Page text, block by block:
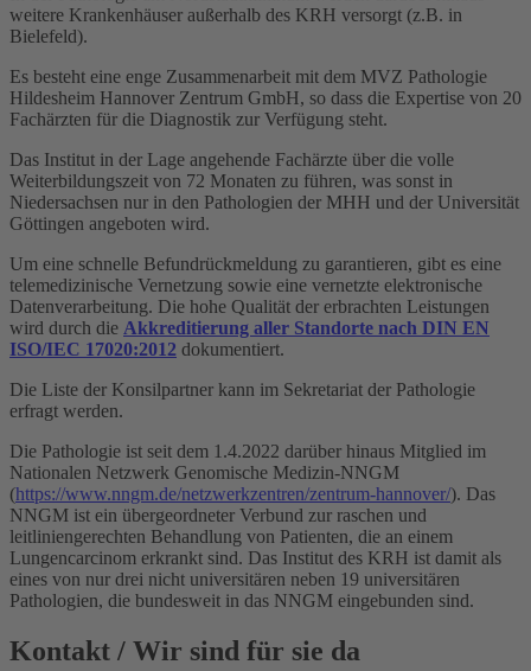
weitere Krankenhäuser außerhalb des KRH versorgt (z.B. in
Bielefeld).
Es besteht eine enge Zusammenarbeit mit dem MVZ Pathologie
Hildesheim Hannover Zentrum GmbH, so dass die Expertise von 20
Fachärzten für die Diagnostik zur Verfügung steht.
Das Institut in der Lage angehende Fachärzte über die volle
Weiterbildungszeit von 72 Monaten zu führen, was sonst in
Niedersachsen nur in den Pathologien der MHH und der Universität
Göttingen angeboten wird.
Um eine schnelle Befundrückmeldung zu garantieren, gibt es eine
telemedizinische Vernetzung sowie eine vernetzte elektronische
Datenverarbeitung. Die hohe Qualität der erbrachten Leistungen
wird durch die Akkreditierung aller Standorte nach DIN EN
ISO/IEC 17020:2012 dokumentiert.
Die Liste der Konsilpartner kann im Sekretariat der Pathologie
erfragt werden.
Die Pathologie ist seit dem 1.4.2022 darüber hinaus Mitglied im
Nationalen Netzwerk Genomische Medizin-NNGM
(https://www.nngm.de/netzwerkzentren/zentrum-hannover/). Das
NNGM ist ein übergeordneter Verbund zur raschen und
leitliniengerechten Behandlung von Patienten, die an einem
Lungencarcinom erkrankt sind. Das Institut des KRH ist damit als
eines von nur drei nicht universitären neben 19 universitären
Pathologien, die bundesweit in das NNGM eingebunden sind.
Kontakt / Wir sind für sie da